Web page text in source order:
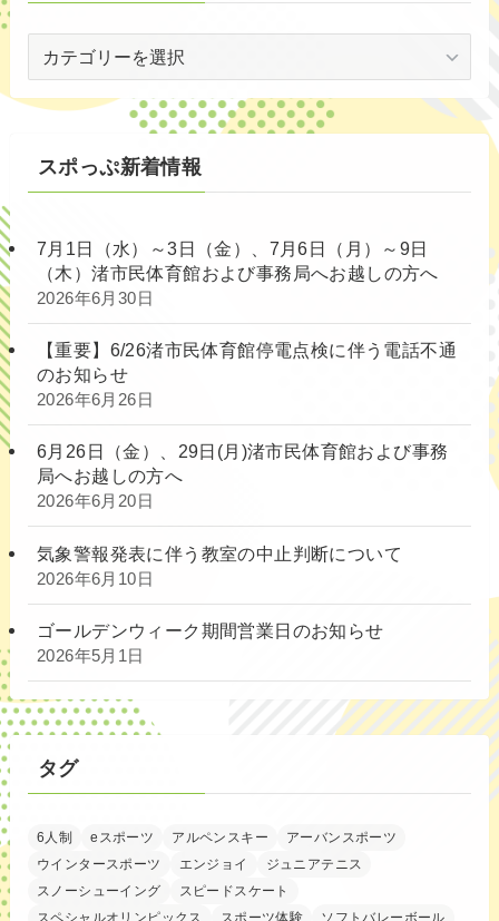
別
スポっぷ新着情報
7月1日（水）～3日（金）、7月6日（月）～9日
（木）渚市民体育館および事務局へお越しの方へ
2026年6月30日
【重要】6/26渚市民体育館停電点検に伴う電話不通
のお知らせ
2026年6月26日
6月26日（金）、29日(月)渚市民体育館および事務
局へお越しの方へ
2026年6月20日
気象警報発表に伴う教室の中止判断について
2026年6月10日
ゴールデンウィーク期間営業日のお知らせ
2026年5月1日
タグ
6人制 eスポーツ アルペンスキー
アーバンスポーツ
ウインタースポーツ
エンジョイ
ジュニアテニス
スノーシューイング
スピードスケート
スペシャルオリンピックス
スポーツ体験 ソフトバレーボール